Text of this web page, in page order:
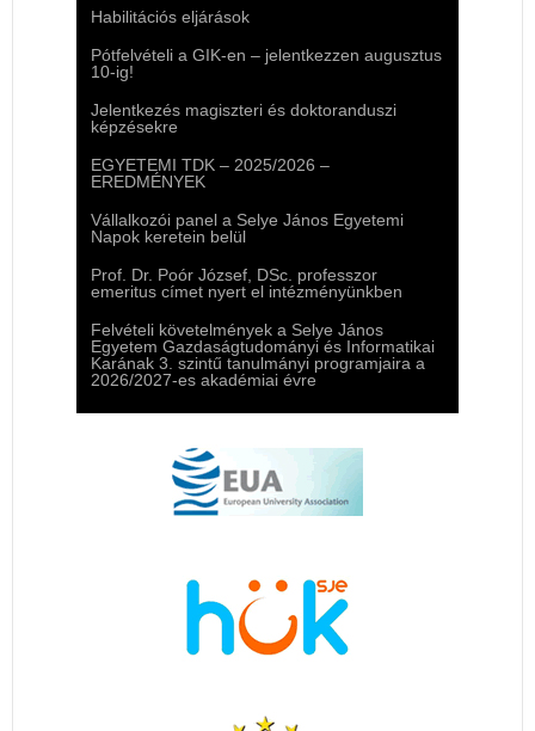
Habilitációs eljárások
Pótfelvételi a GIK-en – jelentkezzen augusztus
10-ig!
Jelentkezés magiszteri és doktoranduszi
képzésekre
EGYETEMI TDK – 2025/2026 –
EREDMÉNYEK
Vállalkozói panel a Selye János Egyetemi
Napok keretein belül
Prof. Dr. Poór József, DSc. professzor
emeritus címet nyert el intézményünkben
Felvételi követelmények a Selye János
Egyetem Gazdaságtudományi és Informatikai
Karának 3. szintű tanulmányi programjaira a
2026/2027-es akadémiai évre